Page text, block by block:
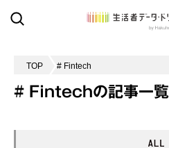
TOP # Fintech
# Fintechの記事一覧